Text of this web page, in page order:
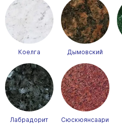
Коелга Дымовский
Лабрадорит Сюскюянсаари